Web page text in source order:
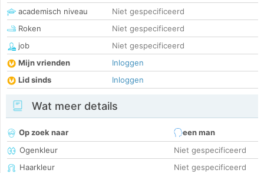
academisch niveau
Niet gespecificeerd
Roken
Niet gespecificeerd
job
Niet gespecificeerd
Mijn vrienden
Inloggen
Lid sinds
Inloggen
Wat meer details
Op zoek naar
een man
Ogenkleur
Niet gespecificeerd
Haarkleur
Niet gespecificeerd